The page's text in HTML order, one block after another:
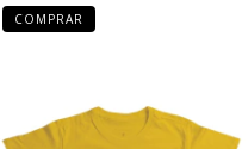
COMPRAR